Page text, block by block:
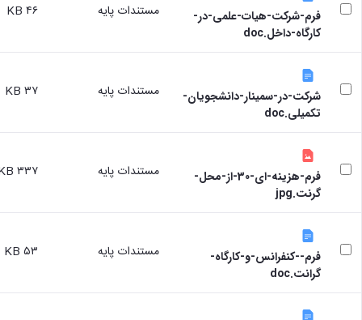
فرم-شرکت-هیات-علمی-در-
کارگاه-داخل.doc
مستندات پایه ۴۶ KB
شرکت-در-سمینار-دانشجویان-
تکمیلی.doc
مستندات پایه ۳۷ KB
فرم-هزینه-ای-30-از-محل-
گرنت.jpg
مستندات پایه ۳۳۷ KB
فرم--کنفرانس-و-کارگاه-
گرانت.doc
مستندات پایه ۵۳ KB